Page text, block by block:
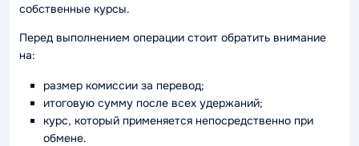
собственные курсы.
Перед выполнением операции стоит обратить внимание
на:
размер комиссии за перевод;
итоговую сумму после всех удержаний;
курс, который применяется непосредственно при
обмене.